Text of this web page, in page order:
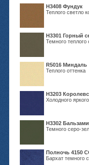
Н3408 Фундук
Теплого светло
Н3301 Горный
Темного теплого
R5016 Миндаль
Теплого оттенка
Н3203
Холодного
Н3302
Темного серо-
Полночь 4150
Бархат темного